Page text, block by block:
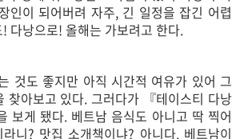
인이 되어버려 자주, 긴 일정을 잡긴 어렵
다낭으로! 올해는 가보려고 한다.
것도 좋지만 아직 시간적 여유가 있어 그
찾아보고 있다. 그러다가 『테이스티 다낭
보게 됐다. 베트남 음식도 아니고 딱 찍어
니? 맛집 소개책이냐? 아니다. 베트남이